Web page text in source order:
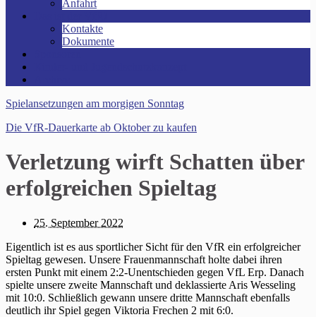
Anfahrt
Kontakte
Dokumente
Spielansetzungen am morgigen Sonntag
Die VfR-Dauerkarte ab Oktober zu kaufen
Verletzung wirft Schatten über
erfolgreichen Spieltag
25. September 2022
Eigentlich ist es aus sportlicher Sicht für den VfR ein erfolgreicher
Spieltag gewesen. Unsere Frauenmannschaft holte dabei ihren
ersten Punkt mit einem 2:2-Unentschieden gegen VfL Erp. Danach
spielte unsere zweite Mannschaft und deklassierte Aris Wesseling
mit 10:0. Schließlich gewann unsere dritte Mannschaft ebenfalls
deutlich ihr Spiel gegen Viktoria Frechen 2 mit 6:0.